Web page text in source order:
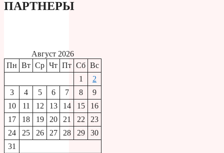
ПАРТНЕРЫ
Август 2026
Пн Вт Ср Чт Пт Сб Вс
1
2
3
4 5 6 7 8
9
10
11 12 13 14 15
16
17
18 19 20 21 22
23
24
25 26 27 28 29
30
31